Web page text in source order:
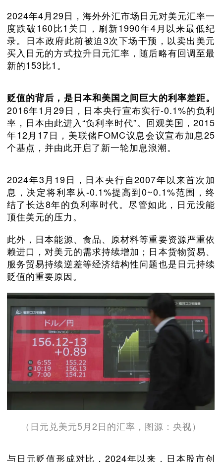
2024年4月29日，海外外汇市场日元对美元汇率一
度跌破160比1关口，刷新1990年4月以来最低纪
录。日本政府此前被迫3次下场干预，以卖出美元
买入日元的方式拉升日元汇率，随后略有回调至最
新的153比1。
贬值的背后，是日本和美国之间巨大的利率差距。
2016年1月29日，日本央行宣布实行-0.1%的负利
率，日本由此进入“负利率时代”。回观美国，2015
年12月17日，美联储FOMC议息会议宣布加息25
个基点，并由此开启了新一轮加息浪潮。
2024年3月19日，日本央行自2007年以来首次加
息，决定将利率从-0.1%提高到0~0.1%范围，终
结了长达8年的负利率时代。尽管如此，日元没能
顶住美元的压力。
此外，日本能源、食品、原材料等重要资源严重依
赖进口，对美元的需求持续增加；日本货物贸易、
服务贸易持续逆差等经济结构性问题也是日元持续
贬值的重要原因。
（日元兑美元5月2日的汇率，图源：央视）
与日元贬值形成对比，2024年以来，日本股市创